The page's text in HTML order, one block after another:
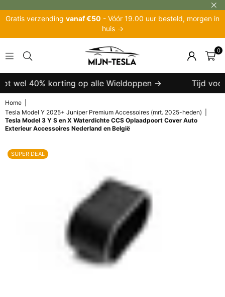
Gratis verzending vanaf €50 - Vóór 19.00 uur besteld, morgen in
huis →
TESLA
0
wel 40% korting op alle Wieldoppen → Tijd
Home
Tesla Model Y 2025+ Juniper Premium Accessoires (mrt. 2025-heden)
Tesla Model 3 Y S en X Waterdichte CCS Oplaadpoort Cover Auto
Exterieur Accessoires Nederland en België
SUPER DEAL